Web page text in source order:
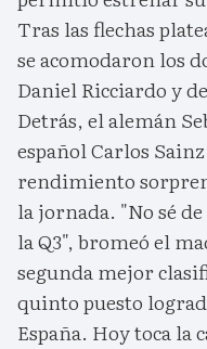
Tras las flechas
se acomodaron los
Daniel Ricciardo y
Detrás, el alemán
español Carlos
rendimiento
la jornada. "No sé
la Q3", bromeó el
segunda mejor
quinto puesto
España. Hoy toca la